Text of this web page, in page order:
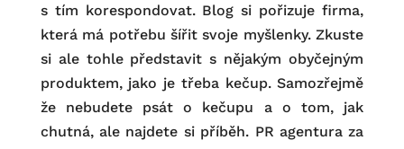
s tím korespondovat. Blog si pořizuje firma,
která má potřebu šířit svoje myšlenky. Zkuste
si ale tohle představit s nějakým obyčejným
produktem, jako je třeba kečup. Samozřejmě
že nebudete psát o kečupu a o tom, jak
chutná, ale najdete si příběh. PR agentura za